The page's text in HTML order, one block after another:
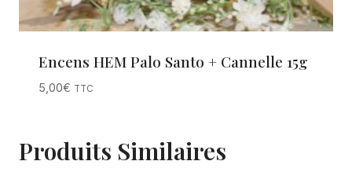
Encens HEM Palo Santo + Cannelle 15g
5,00€ TTC
Produits Similaires